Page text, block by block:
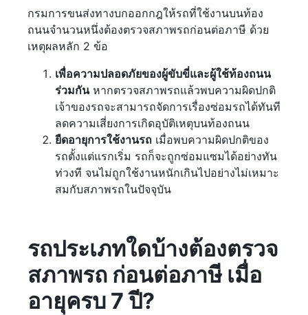
กรมการขนส่งทางบกออกกฎให้รถที่ใช้งานบนท้อง
ถนนจำนวนหนึ่งต้องตรวจสภาพรถก่อนต่อภาษี ด้วย
เหตุผลหลัก 2 ข้อ
เพื่อความปลอดภัยของผู้ขับขี่และผู้ใช้ท้องถนน
ร่วมกันหากตรวจสภาพรถแล้วพบความผิดปกติ
เจ้าของรถจะสามารถจัดการเรื่องซ่อมรถได้ทันที
ลดความเสี่ยงการเกิดอุบัติเหตุบนท้องถนน
ยืดอายุการใช้งานรถ เมื่อพบความผิดปกติของ
รถตั้งแต่แรกเริ่ม รถก็จะถูกซ่อมแซมได้อย่างทัน
ท่วงที จนไม่ถูกใช้งานหนักเกินไปอย่างไม่เหมาะ
สมกับสภาพรถในปัจจุบัน
รถประเภทใดบ้างต้องตรวจ
สภาพรถ ก่อนต่อภาษี เมื่อ
อายุครบ 7 ปี?